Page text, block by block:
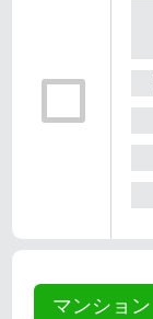
マンション